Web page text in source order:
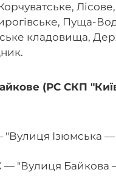
Пуща-
кладовища,
(РС СКП
Ізюмська —
— "Вулиця Байкова